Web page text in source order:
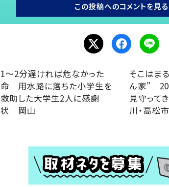
この投稿へのコメントを見る
1～2分遅ければ危なかった
命 用水路に落ちた小学生を
救助した大学生2人に感謝
状 岡山
そこはま
ん家” 20
見守って
川・高松市